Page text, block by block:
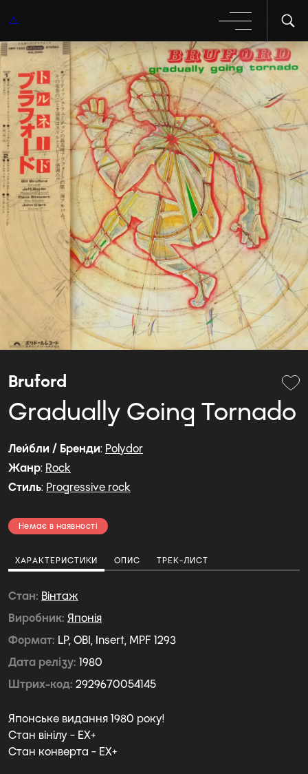
Bruford
Gradually Going Tornado
Лейбли / Бренди: Polydor
Жанр: Rock
Стиль: Progressive rock
Немає в наявності
ХАРАКТЕРИСТИКИ ОПИС ТРЕК-ЛИСТ
Стан Вiнтаж
Виробник Японія
Формат LP, OBI, Insert, MPF 1293
Дата релізу 1980
Штрих-код 2929670054145
Японське видання 1980 року!
Стан вінілу - EX+
Стан конверта - EX+